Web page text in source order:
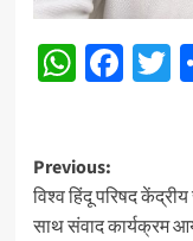
Post
Previous:
विश्व हिंदू परिषद
साथ संवाद कार्यक्रम